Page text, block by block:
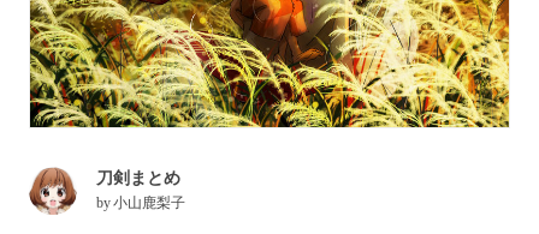
刀剣まとめ
by小山鹿梨子